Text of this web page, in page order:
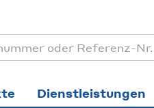
Dienstleistungen